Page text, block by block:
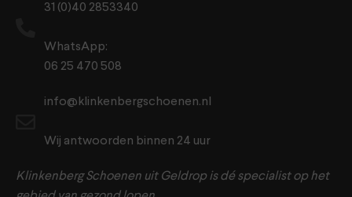
31 (0)40 2853340
WhatsApp:
06 25 470 508
info@klinkenbergschoenen.nl
Wij antwoorden binnen 24 uur
Klinkenberg Schoenen uit Geldrop is dé specialist op het